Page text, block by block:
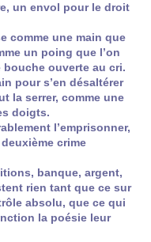
un envol pour le droit
comme une main que
un poing que l’on
bouche ouverte au cri.
pour s’en désaltérer
la serrer, comme une
doigts.
l’emprisonner,
crime
banque, argent,
rien tant que ce sur
absolu, que ce qui
la poésie leur